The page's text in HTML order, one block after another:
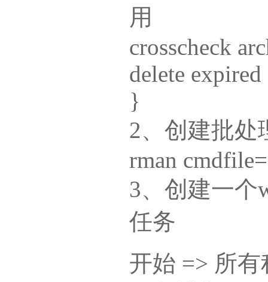
用
crosscheck
delete
}
2、创建批处
rman
3、创建一个
任务
开始 => 所